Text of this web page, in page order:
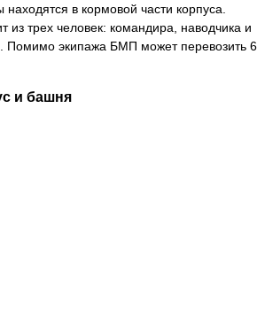
в кормовой части корпуса.
из трех человек: командира, наводчика и
Помимо экипажа БМП может перевозить 6
и башня